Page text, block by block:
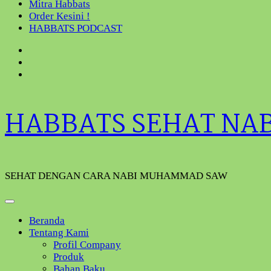
Mitra Habbats
Order Kesini !
HABBATS PODCAST
HABBATS SEHAT
SEHAT DENGAN CARA NABI MUHAMMAD SAW
Beranda
Tentang Kami
Profil Company
Produk